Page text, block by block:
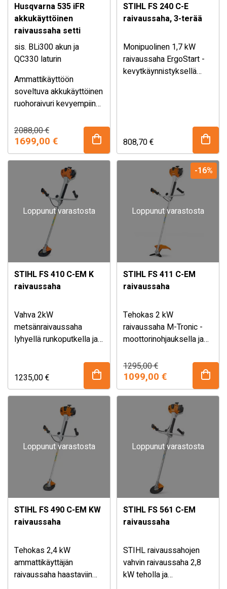
Husqvarna 535 iFR
akkukäyttöinen
raivaussaha setti
sis. BLi300 akun ja
QC330 laturin
Ammattikäyttöön
soveltuva akkukäyttöinen
ruohoraivuri kevyempiin
sekä nurmikon ja
pensaikon raivaamiseen.
ruohoterän, siimapään ja
Duo Balance -55 valjaat.
Hinta sisältää 2 kpl
B330X akkuja C750X
akkulaatikon!
2088,00€
Alkuperäinen
hinta
2088,00 €.
1699,00 €
Nykyinen
hinta
1699,00 €.
STIHL FS 240 C-E
raivaussaha, 3-terää
Monipuolinen 1,7 kW
raivaussaha ErgoStart -
kevytkäynnistyksellä
Sisältää ADVANCE -
yleisvaljaat ja suojalasit.
808,70€
Loppunut varastosta
STIHL FS 410 C-EM K
raivaussaha
Vahva 2kW
metsänraivaussaha
lyhyellä runkoputkella ja
vaativaan käyttöön ja
metsätöihin.Varusteltu
ErgoStart -
kevytkäynnistyksellä ja
M-Tronic
moottorinohjauksella.
Sisältää ADVANCE X-
TREEm -valjaat.
1235,00€
Loppunut varastosta
-16%
STIHL FS 411 C-EM
raivaussaha
Tehokas 2 kW
raivaussaha M-Tronic -
moottorinohjauksella ja
kevytkäynnistyksellä
isojen alueiden
raivaamiseen ja vahvan
ruohikon leikkuuseen.
Sisältää ADVANCE PLUS
-valjaat ja kolme eri terää;
raivausterän, kolmioterän
ja siimapään.
1295,00€
Alkuperäinen
hinta
1295,00 €.
1099,00 €
Nykyinen
hinta
1099,00 €.
Loppunut varastosta
STIHL FS 490 C-EM KW
raivaussaha
Tehokas 2,4 kW
ammattikäyttäjän
raivaussaha haastaviin
Loppunut varastosta
STIHL FS 561 C-EM
raivaussaha
STIHL raivaussahojen
vahvin raivaussaha 2,8
kW teholla ja